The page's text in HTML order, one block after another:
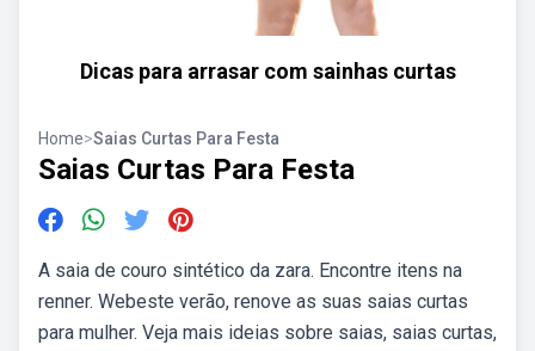
Dicas para arrasar com sainhas curtas
Home>Saias Curtas Para Festa
Saias Curtas Para Festa
A saia de couro sintético da zara. Encontre itens na
renner. Webeste verão, renove as suas saias curtas
para mulher. Veja mais ideias sobre saias, saias curtas,